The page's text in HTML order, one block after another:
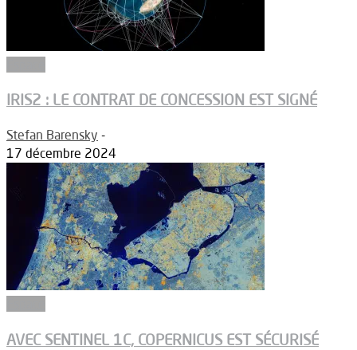
IRIS2 : LE CONTRAT DE CONCESSION EST SIGNÉ
Stefan Barensky -
17 décembre 2024
AVEC SENTINEL 1C, COPERNICUS EST SÉCURISÉ